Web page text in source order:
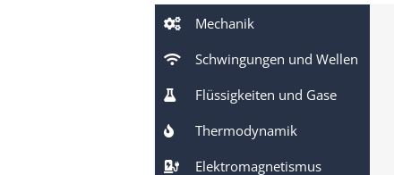
Mechanik
Schwingungen und Wellen
Flüssigkeiten und Gase
Thermodynamik
Elektromagnetismus